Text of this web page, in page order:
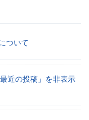
ついて
近の投稿」を非表示